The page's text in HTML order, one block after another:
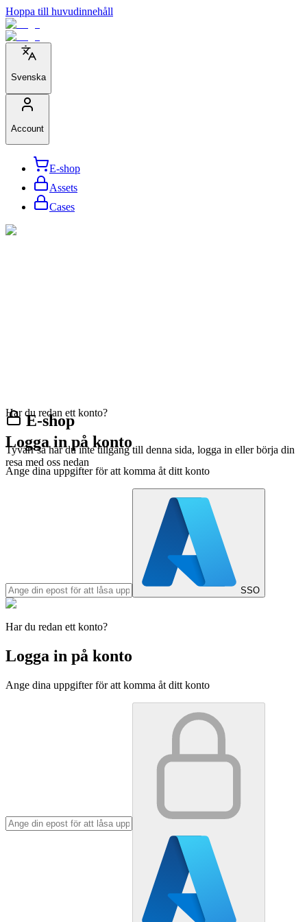
Hoppa till huvudinnehåll
Svenska
Account
E-shop
Assets
Cases
E-shop
Tyvärr så har du inte tillgång till denna sida, logga in eller börja din
resa med oss nedan
Har du redan ett konto?
Logga in på konto
Ange dina uppgifter för att komma åt ditt konto
SSO
Har du redan ett konto?
Logga in på konto
Ange dina uppgifter för att komma åt ditt konto